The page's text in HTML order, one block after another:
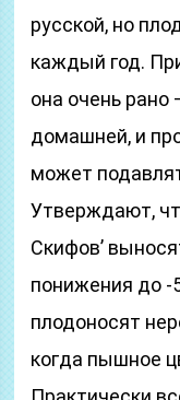
русской, но
каждый год.
она очень
домашней, и
может
Утверждают,
Скифов’
понижения до -
плодоносят
когда пышное